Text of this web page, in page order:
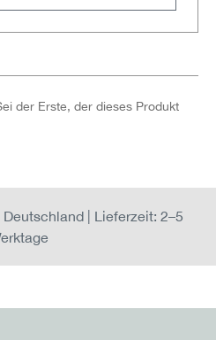
der Erste, der dieses Produkt
| Lieferzeit: 2–5